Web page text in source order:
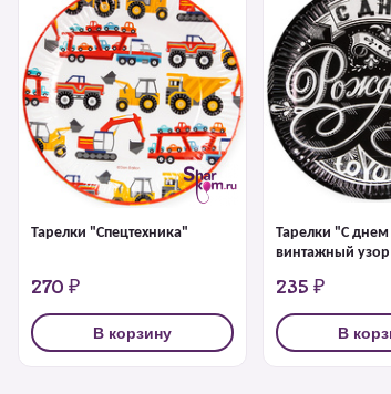
Тарелки "Спецтехника"
270 ₽
В корзину
Тарелки "С
винтажный узор
235 ₽
В